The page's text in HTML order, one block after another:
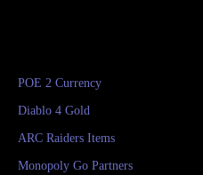
POE 2 Currency
Diablo 4 Gold
ARC Raiders Items
Monopoly Go Partners